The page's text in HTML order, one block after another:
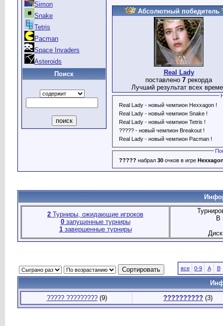
Simon
Snake
Tetris
Pacman
Space Invaders
Asteroids
Поиск
Абсолютный победитель
Real Lady
поставлено 7 рекорда
Лучший результат всех
Real Lady - новый чемпион Hexxagon !
Real Lady - новый чемпион Snake !
Real Lady - новый чемпион Tetris !
????? - новый чемпион Breakout !
Real Lady - новый чемпион Pacman !
????? набрал 30очков в игре
2 Турниры, ожидающие игроков
0запущенные турниры
1завершенные турниры
В
все 0-9 A B
????? ?????????(9) ?????????? (3)